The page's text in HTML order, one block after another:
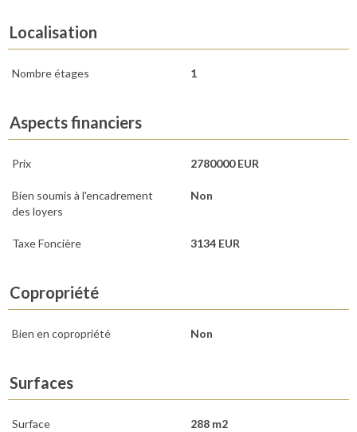
Localisation
Nombre étages 1
Aspects financiers
Prix 2780000 EUR
Bien soumis à l'encadrement
des loyers
Non
Taxe Foncière 3134 EUR
Copropriété
Bien en copropriété Non
Surfaces
Surface 288 m2